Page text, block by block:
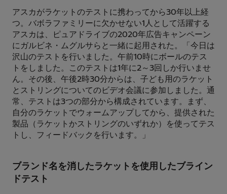
アスカがラケットのテストに携わってから30年以上経
つ。バボラファミリーに欠かせない1人として活躍する
アスカは、ピュアドライブの2020年広告キャンペーン
にガルビネ・ムグルサらと一緒に起用された。「今日は
沢山のテストを行いました。午前10時にボールのテス
トをしました。このテストは1年に2～3回しか行いませ
ん。その後、午後2時30分からは、子ども用のラケット
とストリングについてのビデオ会議に参加しました。通
常、テストは3つの部分から構成されています。まず、
自分のラケットでウォームアップしてから、提供された
製品（ラケットかストリングのいずれか）を使ってテス
トし、フィードバックを行います。」
ブランド名を消したラケットを使用したブライン
ドテスト